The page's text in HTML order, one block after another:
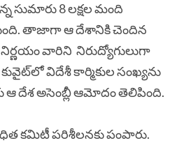
సుమారు 8 లక్షల మంది
తాజాగా ఆ దేశానికి చెందిన
వారిని నిరుద్యోగులుగా
విదేశీ కార్మికుల సంఖ్యను
ఆ దేశ అసెంబ్లీ ఆమోదం తెలిపింది.
కమిటీ పరిశీలనకు పంపారు.